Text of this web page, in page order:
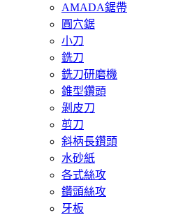
AMADA鋸帶
圓穴鋸
小刀
銑刀
銑刀研磨機
錐型鑽頭
剝皮刀
剪刀
斜柄長鑽頭
水砂紙
各式絲攻
鑽頭絲攻
牙板